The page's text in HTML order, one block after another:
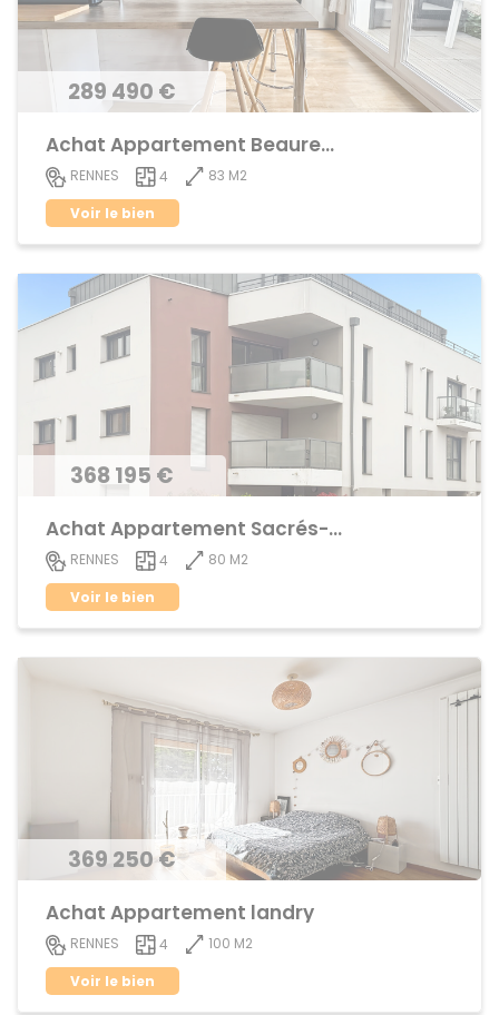
289 490 €
Achat Appartement Beauregard
RENNES 4
83 M2
Voir le bien
368 195 €
Achat Appartement Sacrés-Coeurs
RENNES 4
80 M2
Voir le bien
369 250 €
Achat Appartement landry
RENNES 4
100 M2
Voir le bien